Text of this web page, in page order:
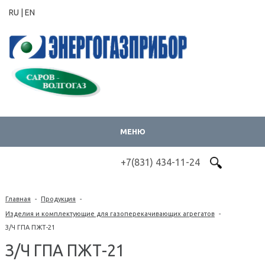
RU | EN
МЕНЮ
Главная - Продукция -
Изделия и комплектующие для газоперекачивающих агрегатов -
З/Ч ГПА ПЖТ-21
+7(831) 434-11-24
З/Ч ГПА ПЖТ-21